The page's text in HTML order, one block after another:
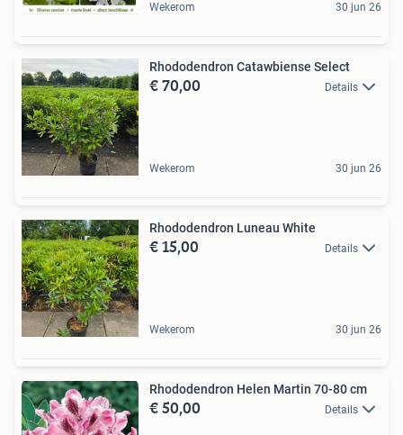
Wekerom 30 jun 26
Rhododendron Catawbiense Select
€ 70,00 Details
Wekerom 30 jun 26
Rhododendron Luneau White
€ 15,00 Details
Wekerom 30 jun 26
Rhododendron Helen Martin 70-80 cm
€ 50,00 Details